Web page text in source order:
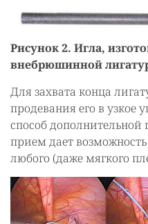
Рисунок 2. Игла,
внебрюшинной
Для захвата конца
продевания его в узкое
способ дополнительной
прием дает
любого (даже мягкого